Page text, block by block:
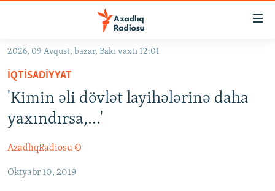
Əsas
qayıt
Əsas
naviqasiyaya
qayıt
Axtarışa
GÜNDƏM
KORRUPSIOMETR
FƏRQƏ BAX
QANUNI DOĞRU
2026, 09 Avqust, bazar, Bakı vaxtı 12:01
İQTISADIYYAT
'Kimin əli dövlət layihələrinə daha
yaxındırsa,...'
AzadlıqRadiosu ©
Oktyabr 10, 2019